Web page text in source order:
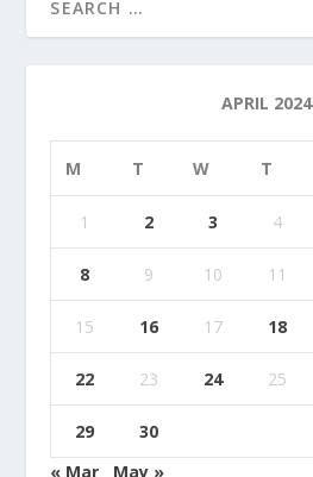
APRIL 2024
M T W T
1 2 3 4
8 9 10 11
15 16 17 18
22 23 24 25
29
30
« Mar
May »